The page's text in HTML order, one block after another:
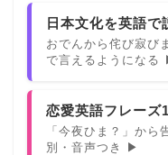
日本文化を英語で
おでんから侘び寂び
で言えるようになる
恋愛英語フレーズ
「今夜ひま？」から
別・音声つき ▶